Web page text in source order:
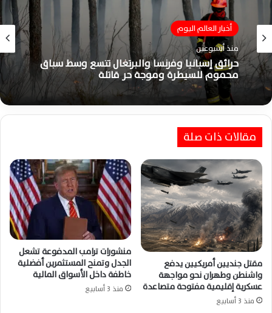
أخبار العالم اليوم
منذ أسبوعين
حرائق إسبانيا وفرنسا والبرتغال تتسع وسط سباق
محموم للسيطرة وموجة حر قاتلة
مقالات ذات صلة
مقتل جنديين أمريكيين يدفع
واشنطن وطهران نحو مواجهة
عسكرية إقليمية مفتوحة متصاعدة
منذ 3 أسابيع
منشورات ترامب المدفوعة تشعل
الجدل وتمنح المستثمرين أفضلية
خاطفة داخل الأسواق المالية
منذ 3 أسابيع